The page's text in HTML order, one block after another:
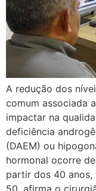
A redução dos
comum associada
impactar na
deficiência
(DAEM) ou
hormonal ocorre
partir dos 40 anos,